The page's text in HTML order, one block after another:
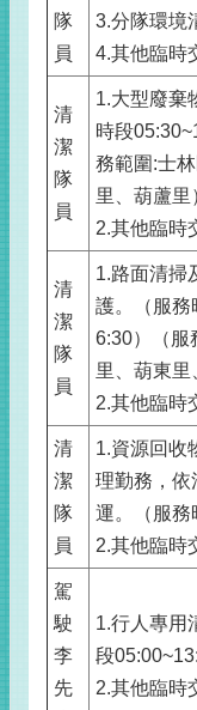
隊
員
3.分隊環境
4.其他臨時
清
潔
隊
員
1.大型廢棄
時段
務範圍:士
里、葫蘆里
2.其他臨時
清
潔
隊
員
1.路面清掃
護。（服務
6:30）（服
里、葫東里
2.其他臨時
清
潔
隊
員
1.資源回收
理勤務，依
運。（服務
2.其他臨時
駕
駛
李
先
1.行人專用
段
2.其他臨時